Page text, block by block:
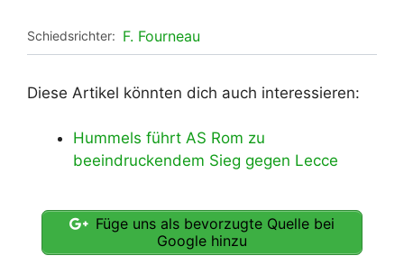
Schiedsrichter: F. Fourneau
Diese Artikel könnten dich auch interessieren:
Hummels führt AS Rom zu
beeindruckendem Sieg gegen Lecce
Füge uns als bevorzugte Quelle bei
Google hinzu